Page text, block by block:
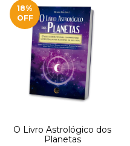
18%
OFF
O Livro Astrológico dos
Planetas